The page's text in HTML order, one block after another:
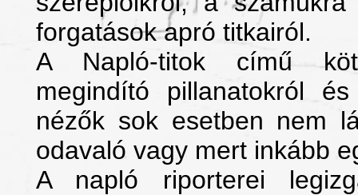
forgatások apró titkairól.
A Napló-titok című
megindító pillanatokról
nézők sok esetben nem
odavaló vagy mert inkább
A napló riporterei